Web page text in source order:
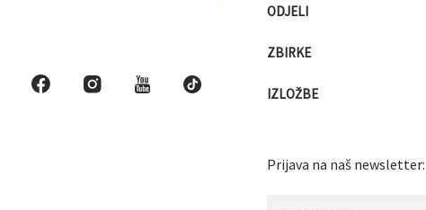
ODJELI
ZBIRKE
IZLOŽBE
Prijava na naš newsletter: